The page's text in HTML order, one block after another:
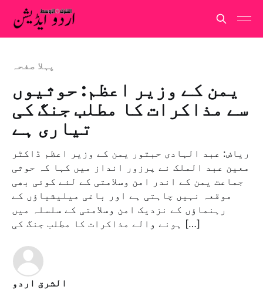
پہلا صفحہ
یمن کے وزیر اعظم: حوثیوں
سے مذاکرات کا مطلب جنگ کی
تیاری ہے
ریاض: عبد الہادی حبتور یمن کے وزیر اعظم ڈاکٹر
معین عبد الملک نے پرزور انداز میں کہا کہ حوثی
جماعت یمن کے اندر امن وسلامتی کے لئے کوئی بھی
موقعہ نہیں چاہتی ہے اور باغی میلیشیاؤں کے
رہنماؤں کے نزدیک امن وسلامتی کے سلسلہ میں
ہونے والے مذاکرات کا مطلب جنگ کی […]
الشرق اردو